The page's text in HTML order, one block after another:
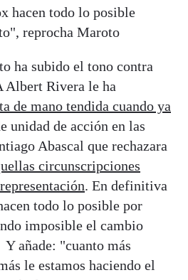
hacen todo lo posible
reprocha Maroto
ha subido el tono contra
Albert Rivera le ha
de mano tendida cuando ya
unidad de acción en las
Abascal que rechazara
circunscripciones
. En definitiva
todo lo posible por
imposible el cambio
añade: "cuanto más
le estamos haciendo el